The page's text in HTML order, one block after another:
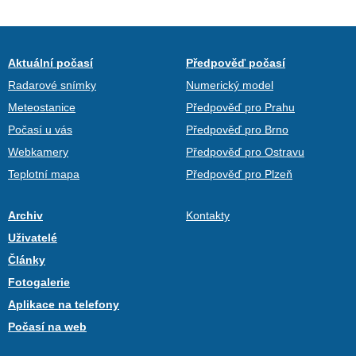
Aktuální počasí
Radarové snímky
Meteostanice
Počasí u vás
Webkamery
Teplotní mapa
Předpověď počasí
Numerický model
Předpověď pro Prahu
Předpověď pro Brno
Předpověď pro Ostravu
Předpověď pro Plzeň
Archiv
Uživatelé
Články
Fotogalerie
Aplikace na telefony
Počasí na web
Kontakty